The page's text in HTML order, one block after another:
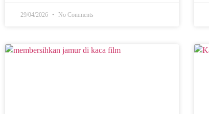
29/04/2026 No Comments